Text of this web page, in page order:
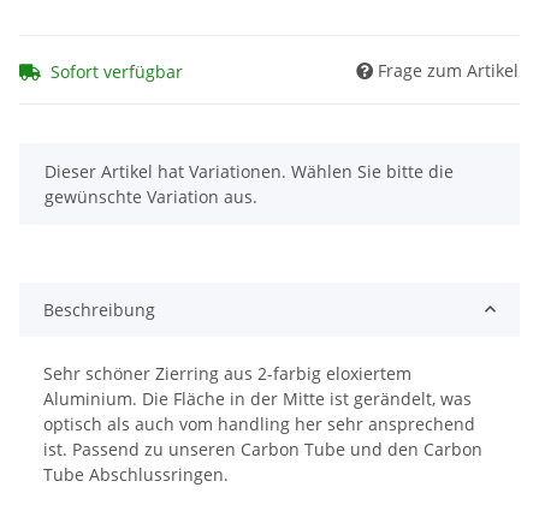
Sofort verfügbar Frage zum Artikel
x
Dieser Artikel hat Variationen. Wählen Sie bitte die
gewünschte Variation aus.
Beschreibung
Sehr schöner Zierring aus 2-farbig eloxiertem
Aluminium. Die Fläche in der Mitte ist gerändelt, was
optisch als auch vom handling her sehr ansprechend
ist. Passend zu unseren Carbon Tube und den Carbon
Tube Abschlussringen.